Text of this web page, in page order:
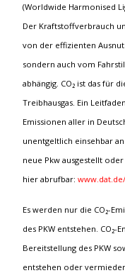
(Worldwide Harmonised
Der Kraftstoffverbrauch
von der effizienten
sondern auch vom
abhängig. CO₂ ist das für
Treibhausgas. Ein
Emissionen aller in
unentgeltlich einsehbar
neue Pkw ausgestellt
hier abrufbar:
Es werden nur die CO₂-
des PKW entstehen.
Bereitstellung des PKW
entstehen oder